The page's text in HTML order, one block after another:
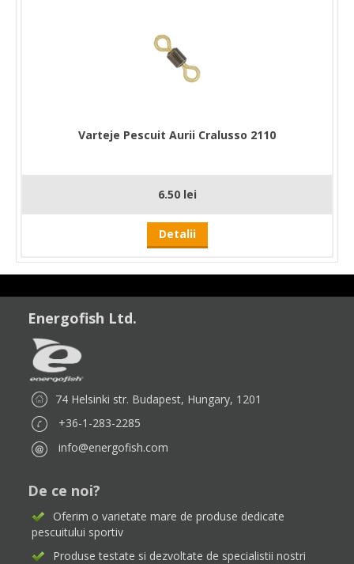
Varteje Pescuit Aurii Cralusso 2110
6.50 lei
Detalii
Energofish Ltd.
74 Helsinki str. Budapest, Hungary, 1201
+36-1-283-2285
info@energofish.com
De ce noi?
Oferim o varietate mare de produse dedicate
pescuitului sportiv
Produse testate si dezvoltate de specialistii nostri